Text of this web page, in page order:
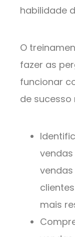
habilidade
O
fazer as
funcionar
de sucesso
mais